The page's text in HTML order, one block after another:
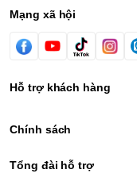
dưới hình dạng một con
Amaterasu đã phải sát
Kamiki phải thường
chính là hôn thê của
Mạng xã hội
Hỗ trợ khách hàng
Chính sách
Tổng đài hỗ trợ